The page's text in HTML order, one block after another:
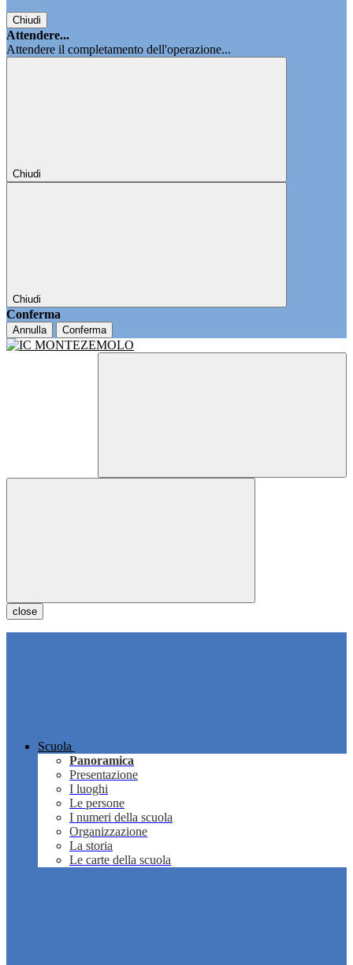
Chiudi
Attendere...
Attendere il completamento dell'operazione...
Chiudi
Chiudi
Conferma
Annulla Conferma
close
Scuola
Panoramica
Presentazione
I luoghi
Le persone
I numeri della scuola
Organizzazione
La storia
Le carte della scuola